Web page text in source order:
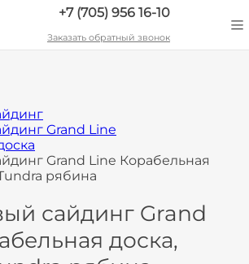
+7 (705) 956 16-10
Заказать обратный звонок
Grand Line
Grand Line Корабельная
рябина
сайдинг Grand
доска,